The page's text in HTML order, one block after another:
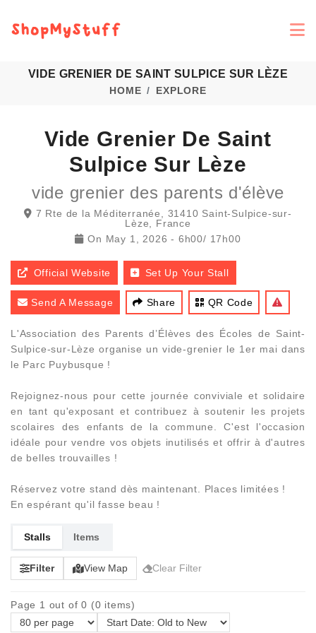
VIDE GRENIER DE SAINT SULPICE SUR LÈZE
HOME EXPLORE
Vide Grenier De Saint
Sulpice Sur Lèze
vide grenier des parents d'élève
7 Rte de la Méditerranée, 31410 Saint-Sulpice-sur-
Lèze, France
On May 1, 2026 - 6h00/ 17h00
Official Website Set Up Your Stall
Send A Message Share QR Code
L'Association des Parents d’Élèves des Écoles de Saint-
Sulpice-sur-Lèze organise un vide-grenier le 1er mai dans
le Parc Puybusque !
Rejoignez-nous pour cette journée conviviale et solidaire
en tant qu'exposant et contribuez à soutenir les projets
scolaires des enfants de la commune. C'est l'occasion
idéale pour vendre vos objets inutilisés et offrir à d'autres
de belles trouvailles !
Réservez votre stand dès maintenant. Places limitées !
En espérant qu'il fasse beau !
Stalls Items
Filter View Map Clear Filter
Page 1 out of 0 (0 items)